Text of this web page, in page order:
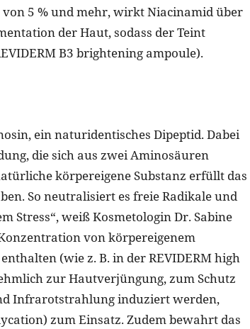
5 % und mehr, wirkt Niacinamid über
der Haut, sodass der Teint
B3 brightening ampoule).
ein naturidentisches Dipeptid. Dabei
die sich aus zwei Aminosäuren
körpereigene Substanz erfüllt das
So neutralisiert es freie Radikale und
Stress“, weiß Kosmetologin Dr. Sabine
von körpereigenem
(wie z. B. in der REVIDERM high
zur Hautverjüngung, zum Schutz
Infrarotstrahlung induziert werden,
zum Einsatz. Zudem bewahrt das